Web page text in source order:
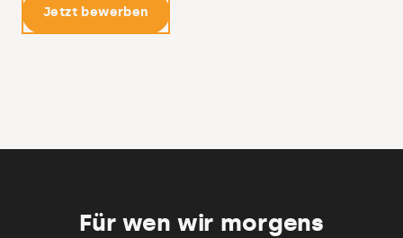
Jetzt bewerben
Für wen wir morgens